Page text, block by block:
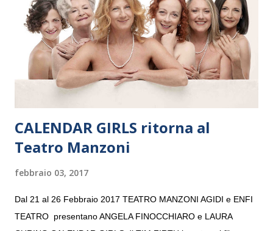
consecutivo. Il pubblico milanese avrà il piacere di applaudire i
giovani artisti della Baltic Sea Youth Philharmonic per la quarta
volta. L’orchestra, fondata nel 2008 da Kristjan Järvi (affiancato
da un prestigioso consiglio di consulent...
CALENDAR GIRLS ritorna al
Teatro Manzoni
febbraio 03, 2017
Dal 21 al 26 Febbraio 2017 TEATRO MANZONI AGIDI e ENFI
TEATRO presentano ANGELA FINOCCHIARO e LAURA